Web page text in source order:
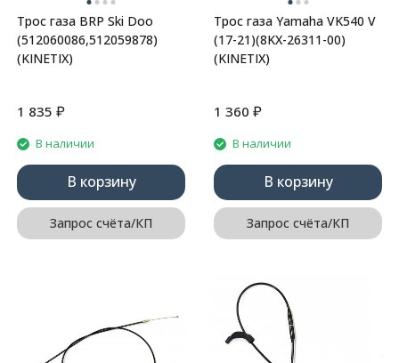
Трос газа BRP Ski Doo
(512060086,512059878)
(KINETIX)
1 835 ₽
В наличии
В корзину
Запрос счёта/КП
Трос газа Yamaha VK540 V
(17-21)(8KX-26311-00)
(KINETIX)
1 360 ₽
В наличии
В корзину
Запрос счёта/КП